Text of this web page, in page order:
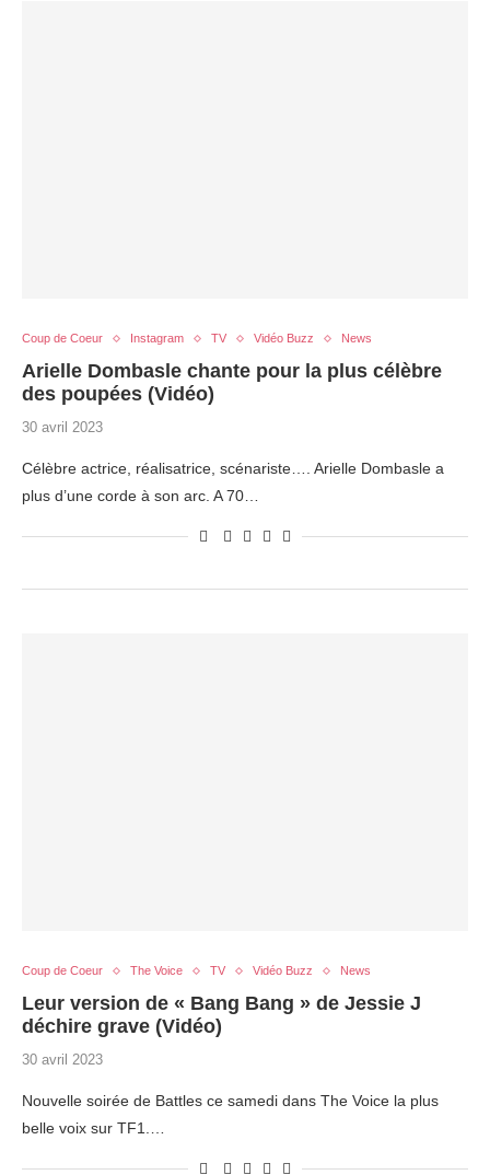
Coup de Coeur Instagram TV Vidéo Buzz News
Arielle Dombasle chante pour la plus célèbre
des poupées (Vidéo)
30 avril 2023
Célèbre actrice, réalisatrice, scénariste…. Arielle Dombasle a
plus d’une corde à son arc. A 70…
Coup de Coeur The Voice TV Vidéo Buzz News
Leur version de « Bang Bang » de Jessie J
déchire grave (Vidéo)
30 avril 2023
Nouvelle soirée de Battles ce samedi dans The Voice la plus
belle voix sur TF1.…